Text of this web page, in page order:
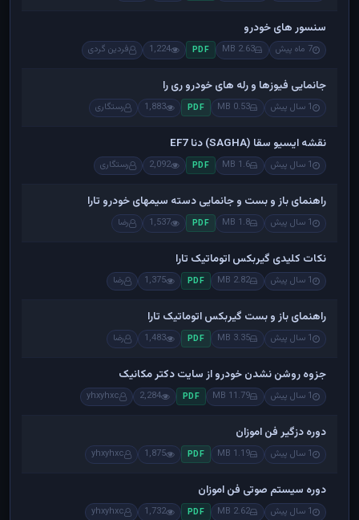
سنسور های خودرو
7 ماه پیش 2.63 MB
PDF
1,224 فردین گردی
جانمایی فیوزها و رله های خودرو ری را
1 سال پیش 0.53 MB
PDF
1,883 رستگاری
نقشه ایسیو سقا (SAGHA) دنا EF7
1 سال پیش 1.6 MB
PDF
2,092 رستگاری
راهنمای باز و بست و جانمایی دسته سیمهای خودرو تارا
1 سال پیش 1.8 MB
PDF
1,537 رضا
نکات کلیدی گیربکس اتوماتیک تارا
1 سال پیش 2.82 MB
PDF
1,375 رضا
راهنمای باز و بست گیربکس اتوماتیک تارا
1 سال پیش 3.35 MB
PDF
1,483 رضا
جزوه روشن نشدن خودرو از سایت دکتر مکانیک
1 سال پیش 11.79 MB
PDF
2,284
yhxyhxc
دوره دزگیر فن اموزان
1 سال پیش 1.19 MB
PDF
1,875
yhxyhxc
دوره سیستم صوتی فن اموزان
1 سال پیش 2.62 MB
PDF
1,732
yhxyhxc